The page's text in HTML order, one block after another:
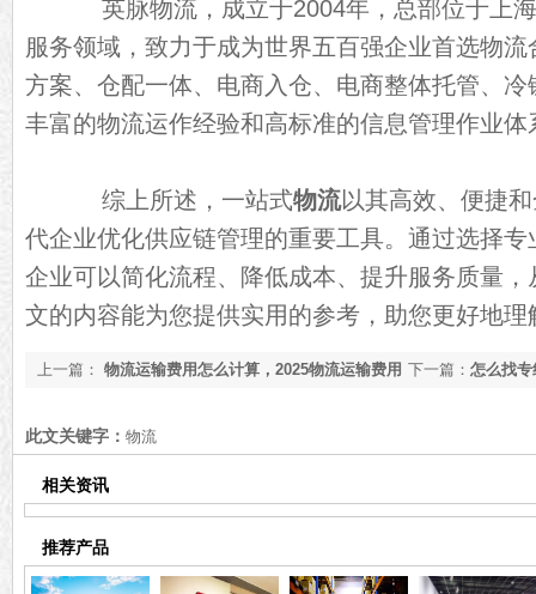
英脉物流，成立于2004年，总部位于上海
服务领域，致力于成为世界五百强企业首选物
方案、仓配一体、电商入仓、电商整体托管、
丰富的物流运作经验和高标准的信息管理作业体
综上所述，一站式物流以其高效、便捷
代企业优化供应链管理的重要工具。通过选择
企业可以简化流程、降低成本、提升服务质量
文的内容能为您提供实用的参考，助您更好地
下一篇： 怎么找
上一篇： 物流运输费用怎么计算，2025物流运输费用
此文关键字： 物流
相关资讯
推荐产品